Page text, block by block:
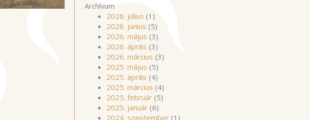
Archívum
2026. július (1)
2026. június (5)
2026. május (3)
2026. április (3)
2026. március (3)
2025. május (5)
2025. április (4)
2025. március (4)
2025. február(5)
2025. január(6)
2024. szeptember(1)